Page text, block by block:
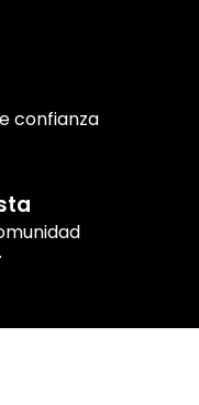
confianza